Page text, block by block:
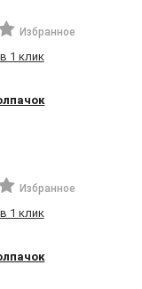
Избранное
1 клик
Избранное
1 клик